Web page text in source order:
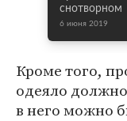
снотворном
6 июня 2019
Кроме того,
одеяло
в него можно